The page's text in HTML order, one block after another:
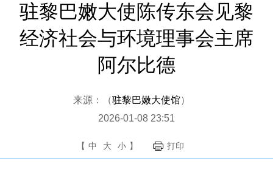
驻黎巴嫩大使陈传东会见黎
经济社会与环境理事会主席
阿尔比德
来源：（驻黎巴嫩大使馆）
2026-01-08 23:51
【 中 大 小 】 打印